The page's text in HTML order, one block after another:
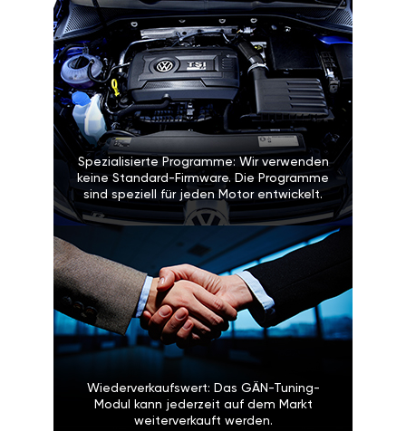
Spezialisierte Programme: Wir verwenden
keine Standard-Firmware. Die Programme
sind speziell für jeden Motor entwickelt.
Wiederverkaufswert: Das GÄN-Tuning-
Modul kann jederzeit auf dem Markt
weiterverkauft werden.